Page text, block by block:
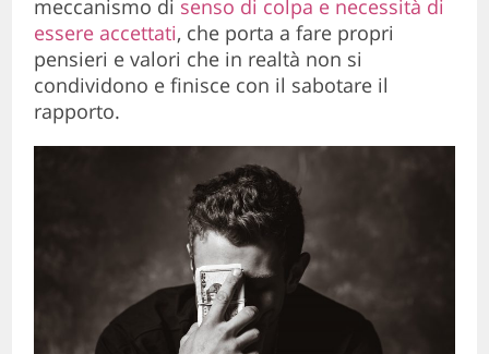
meccanismo di senso di colpa e necessità di
essere accettati, che porta a fare propri
pensieri e valori che in realtà non si
condividono e finisce con il sabotare il
rapporto.